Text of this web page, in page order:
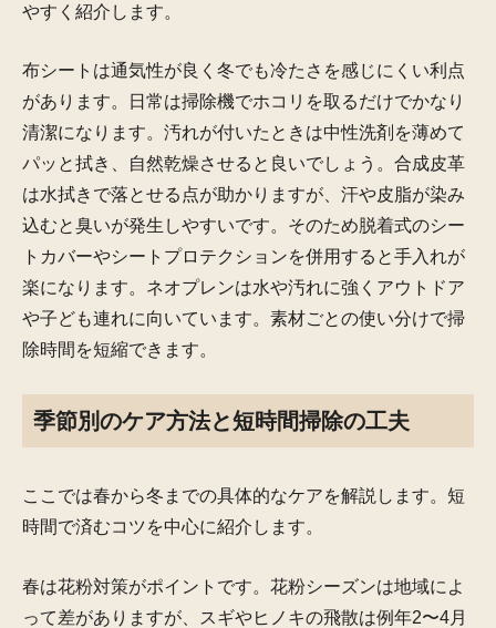
やすく紹介します。
布シートは通気性が良く冬でも冷たさを感じにくい利点
があります。日常は掃除機でホコリを取るだけでかなり
清潔になります。汚れが付いたときは中性洗剤を薄めて
パッと拭き、自然乾燥させると良いでしょう。合成皮革
は水拭きで落とせる点が助かりますが、汗や皮脂が染み
込むと臭いが発生しやすいです。そのため脱着式のシー
トカバーやシートプロテクションを併用すると手入れが
楽になります。ネオプレンは水や汚れに強くアウトドア
や子ども連れに向いています。素材ごとの使い分けで掃
除時間を短縮できます。
季節別のケア方法と短時間掃除の工夫
ここでは春から冬までの具体的なケアを解説します。短
時間で済むコツを中心に紹介します。
春は花粉対策がポイントです。花粉シーズンは地域によ
って差がありますが、スギやヒノキの飛散は例年2〜4月